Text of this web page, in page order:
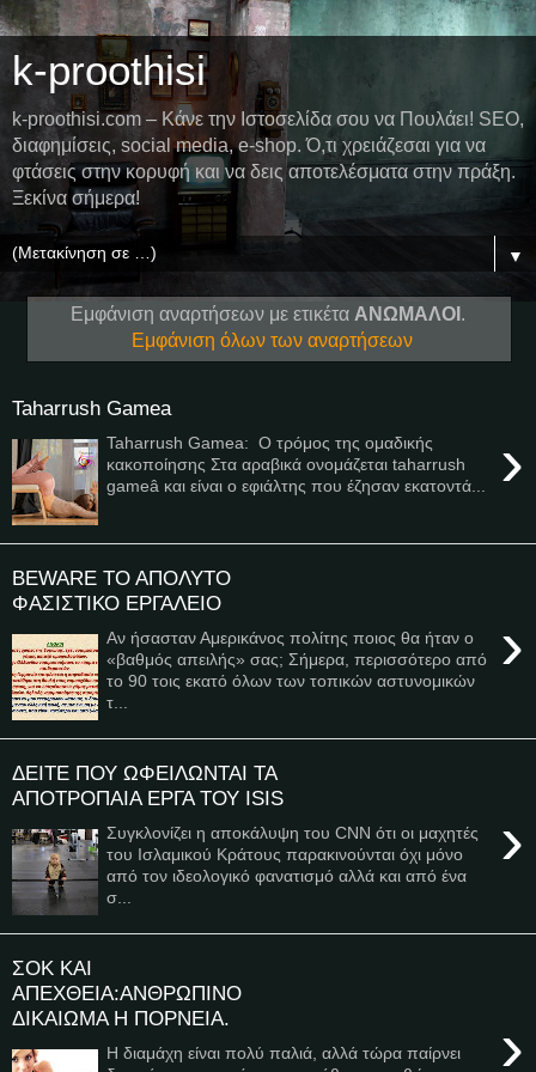
k-proothisi
k-proothisi.com – Κάνε την Ιστοσελίδα σου να Πουλάει! SEO,
διαφημίσεις, social media, e-shop. Ό,τι χρειάζεσαι για να
φτάσεις στην κορυφή και να δεις αποτελέσματα στην πράξη.
Ξεκίνα σήμερα!
▼
Εμφάνιση αναρτήσεων με ετικέτα ΑΝΩΜΑΛΟΙ .
Εμφάνιση όλων των αναρτήσεων
Taharrush Gamea
›
Taharrush Gamea: O τρόμος της ομαδικής
κακοποίησης Στα αραβικά ονομάζεται taharrush
gameâ και είναι ο εφιάλτης που έζησαν εκατοντά...
BEWARE ΤΟ ΑΠΟΛΥΤΟ
ΦΑΣΙΣΤΙΚΟ ΕΡΓΑΛΕΙΟ
›
Αν ήσασταν Αμερικάνος πολίτης ποιος θα ήταν ο
«βαθμός απειλής» σας; Σήμερα, περισσότερο από
το 90 τοις εκατό όλων των τοπικών αστυνομικών
τ...
ΔΕΙΤΕ ΠΟΥ ΩΦΕΙΛΩΝΤΑΙ ΤΑ
ΑΠΟΤΡΟΠΑΙΑ ΕΡΓΑ ΤΟΥ ISIS
›
Συγκλονίζει η αποκάλυψη του CNN ότι οι μαχητές
του Ισλαμικού Κράτους παρακινούνται όχι μόνο
από τον ιδεολογικό φανατισμό αλλά και από ένα
σ...
ΣΟΚ ΚΑΙ
ΑΠΕΧΘΕΙΑ:ΑΝΘΡΩΠΙΝΟ
ΔΙΚΑΙΩΜΑ Η ΠΟΡΝΕΙΑ.
›
Η διαμάχη είναι πολύ παλιά, αλλά τώρα παίρνει